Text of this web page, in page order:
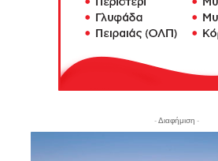
- Διαφήμιση -